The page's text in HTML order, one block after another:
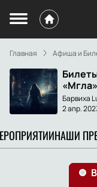
Главная Афиша и
Барвиха
2 апр.
НАШИ